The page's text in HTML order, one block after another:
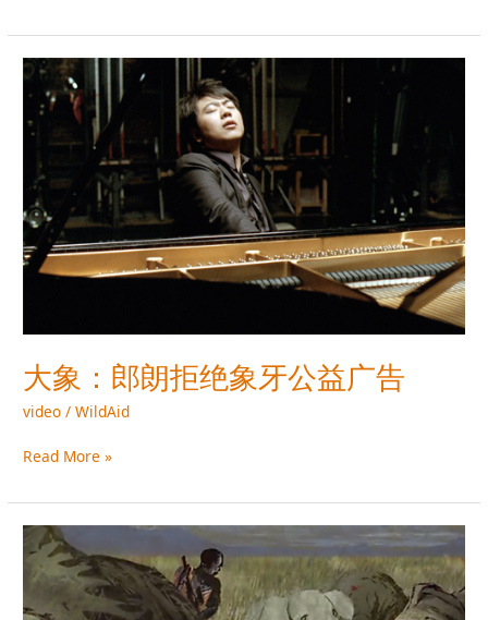
大象：郎朗拒绝象牙公益广告
video /WildAid
大
象：
郎
朗
绝
象
公
告
Read More »
象：
导
演